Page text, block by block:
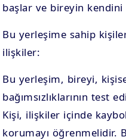
başlar ve bireyin kendini
Bu yerleşime sahip
ilişkiler:
Bu yerleşim, bireyi,
bağımsızlıklarının test
Kişi, ilişkiler içinde
korumayı öğrenmelidir.